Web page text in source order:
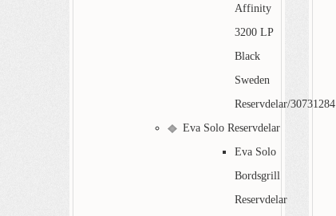
Affinity
3200 LP
Black
Sweden
Reservdelar/30731284
Eva Solo Reservdelar
Eva Solo
Bordsgrill
Reservdelar